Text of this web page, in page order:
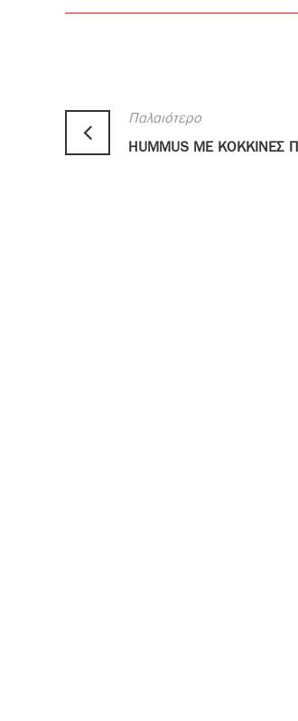
Παλαιότερο
HUMMUS ΜΕ ΚΟΚΚΙΝΕΣ